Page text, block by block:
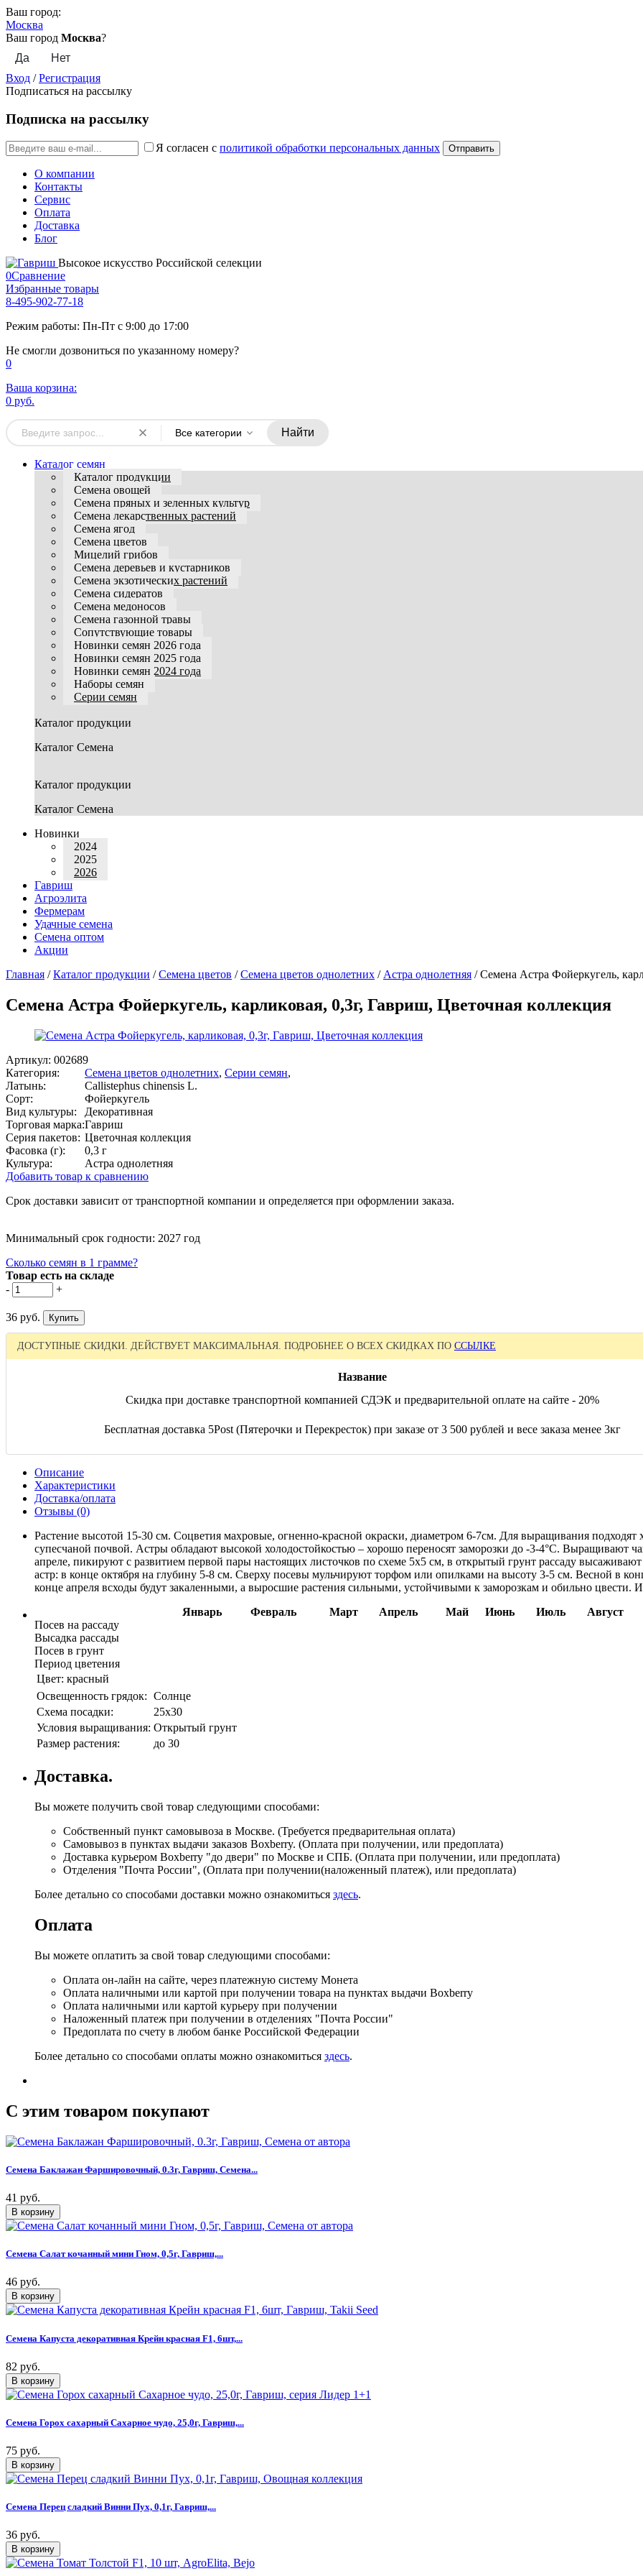
Ваш город:
Москва
Ваш город Москва?
Вход /Регистрация
Подписаться на рассылку
Подписка на рассылку
Я согласен с политикой обработки персональных данных
О компании
Контакты
Сервис
Оплата
Доставка
Блог
Высокое искусство Российской селекции
0Сравнение
Избранные товары
8-495-902-77-18
Режим работы: Пн-Пт с 9:00 до 17:00
Не смогли дозвониться по указанному номеру?
0
Ваша корзина:
0 руб.
Все категории Найти
Каталог семян
Каталог продукции
Семена овощей
Семена пряных и зеленных культур
Семена лекарственных растений
Семена ягод
Семена цветов
Мицелий грибов
Семена деревьев и кустарников
Семена экзотических растений
Семена сидератов
Семена медоносов
Семена газонной травы
Сопутствующие товары
Новинки семян 2026 года
Новинки семян 2025 года
Новинки семян 2024 года
Наборы семян
Серии семян
Каталог продукции
Каталог Семена
Каталог продукции
Каталог Семена
Новинки
2024
2025
2026
Гавриш
Агроэлита
Фермерам
Удачные семена
Семена оптом
Акции
Главная /Каталог продукции /Семена цветов /Семена цветов однолетних /Астра однолетняя /Семена Астра Фойеркугель,
Семена Астра Фойеркугель, карликовая, 0,3г, Гавриш, Цветочная коллекция
Артикул: 002689
Категория:
Семена цветов однолетних, Серии семян,
Латынь:
Callistephus chinensis L.
Сорт:
Фойеркугель
Вид культуры:
Декоративная
Торговая марка:Гавриш
Серия пакетов: Цветочная коллекция
Фасовка (г):
0,3 г
Культура:
Астра однолетняя
Добавить товар к сравнению
Срок доставки зависит от транспортной компании и определяется при оформлении заказа.
Минимальный срок годности: 2027 год
Сколько семян в 1 грамме?
Товар есть на складе
-
+
36 руб.
ДОСТУПНЫЕ СКИДКИ. ДЕЙСТВУЕТ МАКСИМАЛЬНАЯ. ПОДРОБНЕЕ О ВСЕХ СКИДКАХ ПО ССЫЛКЕ
Название
Скидка при доставке транспортной компанией СДЭК и предварительной оплате на сайте - 20%
Бесплатная доставка 5Post (Пятерочки и Перекресток) при заказе от 3 500 рублей и весе заказа менее 3кг
Описание
Характеристики
Доставка/оплата
Отзывы (0)
Растение высотой 15-30 см. Соцветия махровые, огненно-красной окраски, диаметром 6-7см. Для выращивания
супесчаной почвой. Астры обладают высокой холодостойкостью – хорошо переносят заморозки до -3-4°C. Выращивают
апреле, пикируют с развитием первой пары настоящих листочков по схеме 5х5 см, в открытый грунт рассаду
астр: в конце октября на глубину 5-8 см. Сверху посевы мульчируют торфом или опилками на высоту 3-5 см. Весной в
конце апреля всходы будут закаленными, а выросшие растения сильными, устойчивыми к заморозкам и обильно цвести.
Январь
Февраль Март Апрель Май Июнь Июль Август
Посев на рассаду
Высадка рассады
Посев в грунт
Период цветения
Цвет: красный
Освещенность грядок: Солнце
Схема посадки:
25х30
Условия выращивания: Открытый грунт
Размер растения:
до 30
Доставка.
Вы можете получить свой товар следующими способами:
Собственный пункт самовывоза в Москве. (Требуется предварительная оплата)
Самовывоз в пунктах выдачи заказов Boxberry. (Оплата при получении, или предоплата)
Доставка курьером Boxberry "до двери" по Москве и СПБ. (Оплата при получении, или предоплата)
Отделения "Почта России", (Оплата при получении(наложенный платеж), или предоплата)
Более детально со способами доставки можно ознакомиться здесь.
Оплата
Вы можете оплатить за свой товар следующими способами:
Оплата он-лайн на сайте, через платежную систему Монета
Оплата наличными или картой при получении товара на пунктах выдачи Boxberry
Оплата наличными или картой курьеру при получении
Наложенный платеж при получении в отделениях "Почта России"
Предоплата по счету в любом банке Российской Федерации
Более детально со способами оплаты можно ознакомиться здесь.
C этим товаром покупают
Семена Баклажан Фаршировочный, 0.3г, Гавриш, Семена...
41 руб.
Семена Салат кочанный мини Гном, 0,5г, Гавриш,...
46 руб.
Семена Капуста декоративная Крейн красная F1, 6шт,...
82 руб.
Семена Горох сахарный Сахарное чудо, 25,0г, Гавриш,...
75 руб.
Семена Перец сладкий Винни Пух, 0,1г, Гавриш,...
36 руб.